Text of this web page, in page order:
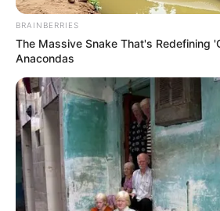
BRAINBERRIES
The Massive Snake That's Redefining
Anacondas